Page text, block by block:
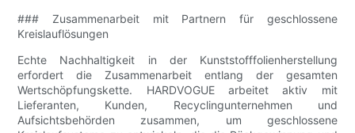
### Zusammenarbeit mit Partnern für geschlossene
Kreislauflösungen
Echte Nachhaltigkeit in der Kunststofffolienherstellung
erfordert die Zusammenarbeit entlang der gesamten
Wertschöpfungskette. HARDVOGUE arbeitet aktiv mit
Lieferanten, Kunden, Recyclingunternehmen und
Aufsichtsbehörden zusammen, um geschlossene